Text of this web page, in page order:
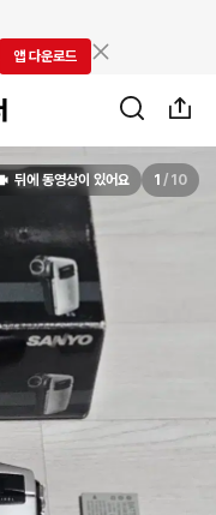
앱 다운로드
뒤에 동영상이 있어요 1 / 10